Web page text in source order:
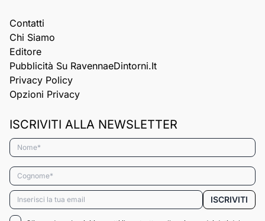
Contatti
Chi Siamo
Editore
Pubblicità Su RavennaeDintorni.it
Privacy Policy
Opzioni Privacy
ISCRIVITI ALLA NEWSLETTER
Nome*
Cognome*
Email* ISCRIVITI